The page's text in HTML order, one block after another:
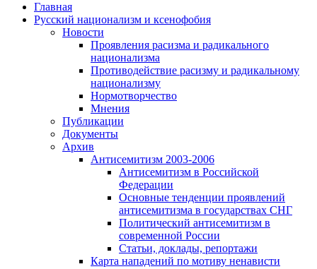
Главная
Русский национализм и ксенофобия
Новости
Проявления расизма и радикального
национализма
Противодействие расизму и радикальному
национализму
Нормотворчество
Мнения
Публикации
Документы
Архив
Антисемитизм 2003-2006
Антисемитизм в Российской
Федерации
Основные тенденции проявлений
антисемитизма в государствах СНГ
Политический антисемитизм в
современной России
Статьи, доклады, репортажи
Карта нападений по мотиву ненависти